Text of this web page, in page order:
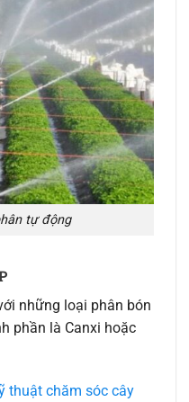
tự động
những loại phân bón
phần là Canxi hoặc
thuật chăm sóc cây